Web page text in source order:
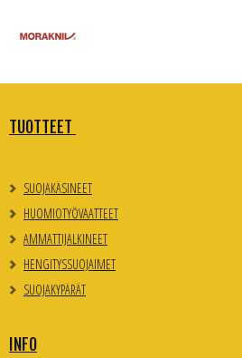
TUOTTEET
SUOJAKÄSINEET
HUOMIOTYÖVAATTEET
AMMATTIJALKINEET
HENGITYSSUOJAIMET
SUOJAKYPÄRÄT
INFO